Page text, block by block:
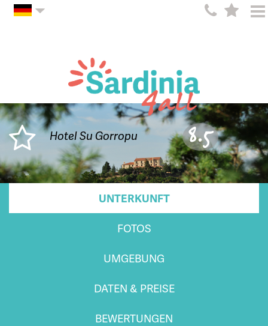
Hotel Su Gorropu 8.5
UNTERKUNFT
FOTOS
UMGEBUNG
DATEN & PREISE
BEWERTUNGEN